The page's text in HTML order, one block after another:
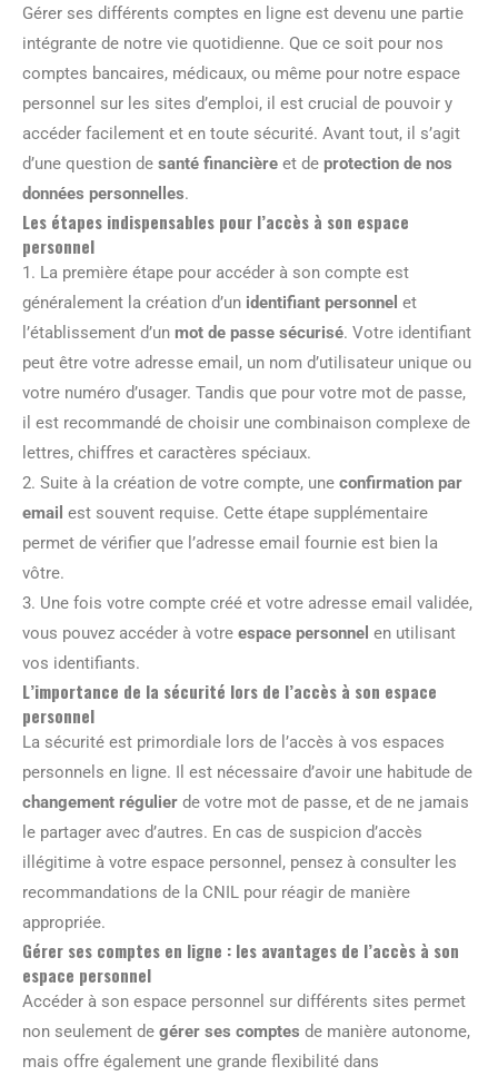
Gérer ses différents comptes en ligne est devenu une partie
intégrante de notre vie quotidienne. Que ce soit pour nos
comptes bancaires, médicaux, ou même pour notre espace
personnel sur les sites d’emploi, il est crucial de pouvoir y
accéder facilement et en toute sécurité. Avant tout, il s’agit
d’une question de santé financière et de protection de nos
données personnelles.
Les étapes indispensables pour l’accès à son espace
personnel
1. La première étape pour accéder à son compte est
généralement la création d’un identifiant personnel et
l’établissement d’un mot de passe sécurisé. Votre identifiant
peut être votre adresse email, un nom d’utilisateur unique ou
votre numéro d’usager. Tandis que pour votre mot de passe,
il est recommandé de choisir une combinaison complexe de
lettres, chiffres et caractères spéciaux.
2. Suite à la création de votre compte, une confirmation par
email est souvent requise. Cette étape supplémentaire
permet de vérifier que l’adresse email fournie est bien la
vôtre.
3. Une fois votre compte créé et votre adresse email validée,
vous pouvez accéder à votre espace personnel en utilisant
vos identifiants.
L’importance de la sécurité lors de l’accès à son espace
personnel
La sécurité est primordiale lors de l’accès à vos espaces
personnels en ligne. Il est nécessaire d’avoir une habitude de
changement régulier de votre mot de passe, et de ne jamais
le partager avec d’autres. En cas de suspicion d’accès
illégitime à votre espace personnel, pensez à consulter les
recommandations de la CNIL pour réagir de manière
appropriée.
Gérer ses comptes en ligne : les avantages de l’accès à son
espace personnel
Accéder à son espace personnel sur différents sites permet
non seulement de gérer ses comptes de manière autonome,
mais offre également une grande flexibilité dans